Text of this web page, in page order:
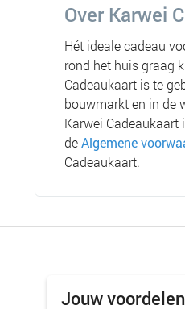
Over Karwei
Hét ideale cadeau
rond het huis graag
Cadeaukaart is te
bouwmarkt en in de
Karwei
deAlgemene
Cadeaukaart.
Jouw voordelen